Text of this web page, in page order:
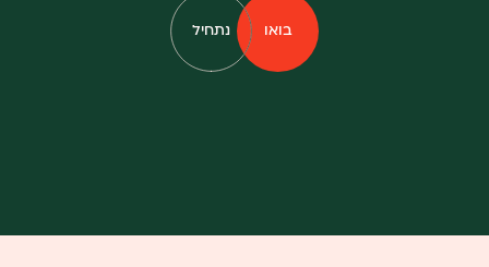
נתחיל קראו
עוד
על
בואו